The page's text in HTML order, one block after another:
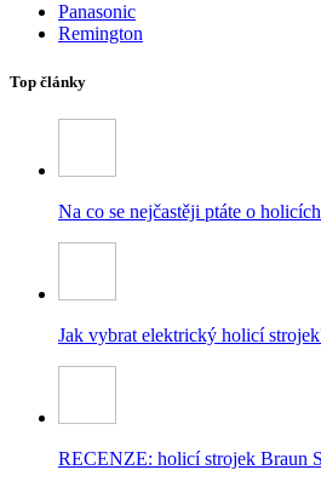
Panasonic
Remington
Top články
Na co se nejčastěji ptáte o
Jak vybrat elektrický holicí
RECENZE: holicí strojek Braun